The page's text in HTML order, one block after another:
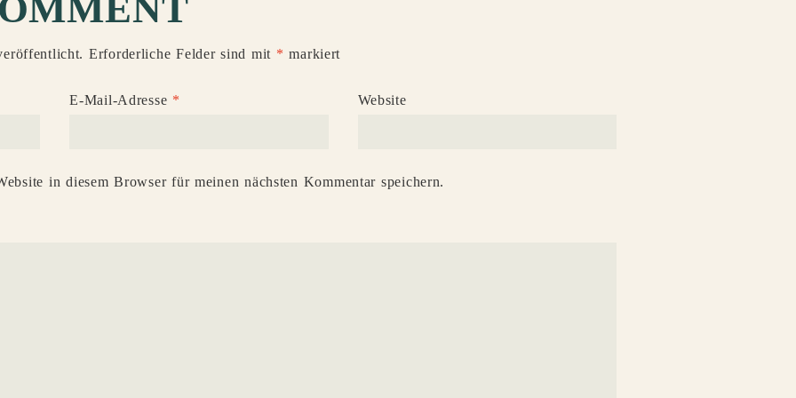
Erforderliche Felder sind mit * markiert
E-Mail-Adresse * Website
in diesem Browser für meinen nächsten Kommentar speichern.